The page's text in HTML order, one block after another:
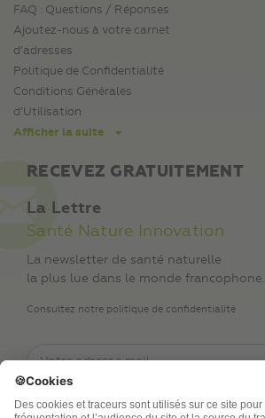
FAQ : Questions / Réponses
Ajoutez-nous à votre carnet
d’adresses
Politique de Confidentialité
Conditions Générales
d’Utilisation
Afficher la suite
RECEVEZ GRATUITEMENT
La Lettre
Santé Nature Innovation
La newsletter de santé naturelle
la plus lue dans le monde francophone.
Consultez notre politique de confidentialité